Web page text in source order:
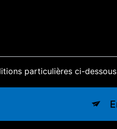
particulières ci-